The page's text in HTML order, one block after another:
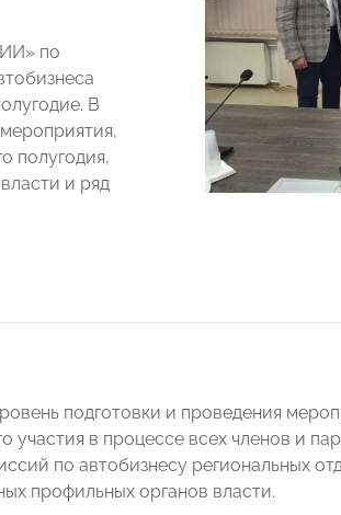
по
В
полугодия,
и ряд
подготовки и проведения
участия в процессе всех членов и
по автобизнесу региональных
профильных органов власти.